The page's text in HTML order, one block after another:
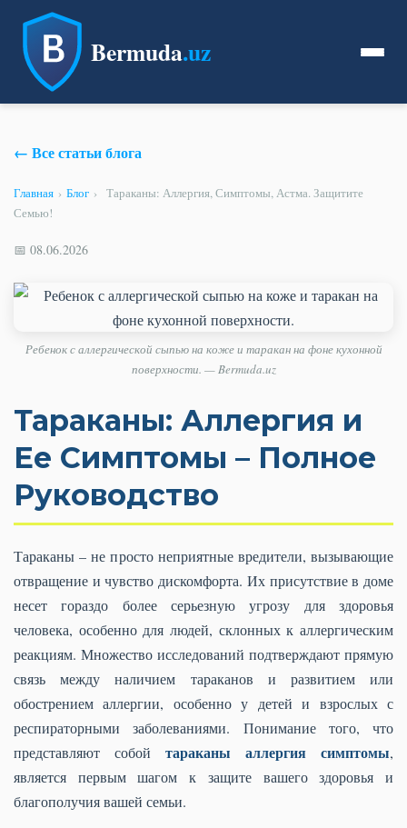
Bermuda.uz
← Все статьи блога
Главная › Блог ›
Тараканы: Аллергия, Симптомы, Астма. Защитите
Семью!
📅 08.06.2026
Ребенок с аллергической сыпью на коже и таракан на фоне кухонной
поверхности. — Bermuda.uz
Тараканы: Аллергия и
Ее Симптомы – Полное
Руководство
Тараканы – не просто неприятные вредители, вызывающие
отвращение и чувство дискомфорта. Их присутствие в доме
несет гораздо более серьезную угрозу для здоровья
человека, особенно для людей, склонных к аллергическим
реакциям. Множество исследований подтверждают прямую
связь между наличием тараканов и развитием или
обострением аллергии, особенно у детей и взрослых с
респираторными заболеваниями. Понимание того, что
представляют собой тараканы аллергия симптомы,
является первым шагом к защите вашего здоровья и
благополучия вашей семьи.